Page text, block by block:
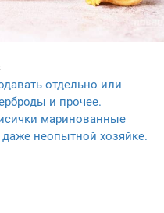
отдельно или
и прочее.
маринованные
неопытной хозяйке.